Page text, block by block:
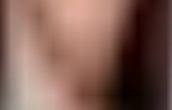
«1С:Предприятия» на its.1c.ru.